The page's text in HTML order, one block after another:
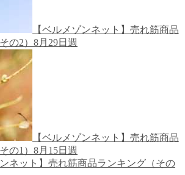
【ベルメゾンネット】売れ筋商品
の2）8月29日週
【ベルメゾンネット】売れ筋商品
の1）8月15日週